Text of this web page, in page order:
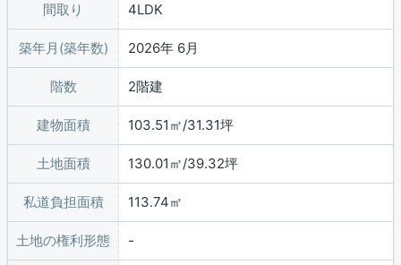
間取り 4LDK
築年月(築年数) 2026年 6月
階数 2階建
建物面積 103.51㎡/31.31坪
土地面積 130.01㎡/39.32坪
私道負担面積 113.74㎡
土地の権利形態